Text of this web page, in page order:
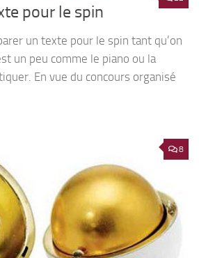
pour le spin
un texte pour le spin tant qu’on
un peu comme le piano ou la
En vue du concours organisé
8